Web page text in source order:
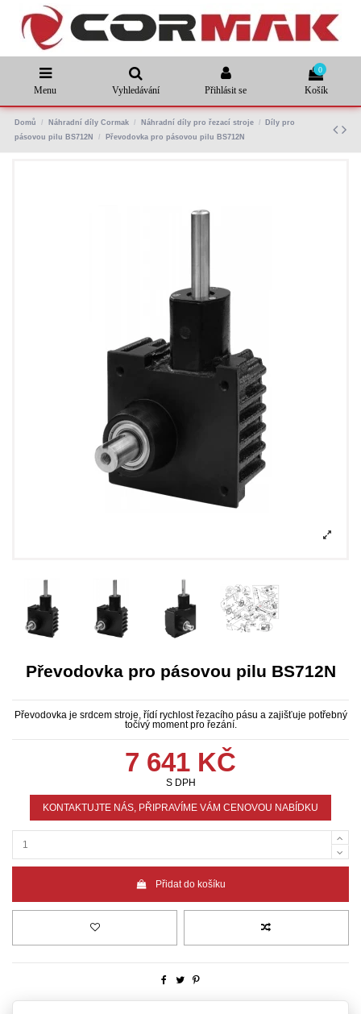
Menu Vyhledávání Přihlásit se
0
Košík
Domů Náhradní díly Cormak Náhradní díly pro řezací stroje
Díly pro
pásovou pilu BS712N
Převodovka pro pásovou pilu BS712N
Převodovka pro pásovou pilu BS712N
Převodovka je srdcem stroje, řídí rychlost řezacího pásu a zajišťuje potřebný
točivý moment pro řezání.
7 641 KČ
S DPH
KONTAKTUJTE NÁS, PŘIPRAVÍME VÁM CENOVOU NABÍDKU
Přidat do košíku